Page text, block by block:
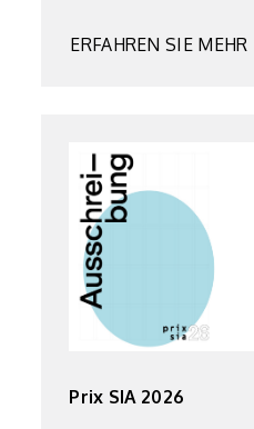
ERFAHREN SIE MEHR
Prix SIA 2026